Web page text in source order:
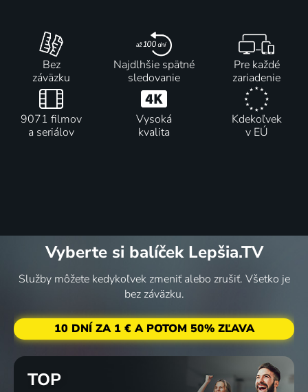
Bez
záväzku
Najdlhšie spätné
sledovanie
Pre každé
zariadenie
9071 filmov
a seriálov
Vysoká
kvalita
Kdekoľvek
v EÚ
Vyberte si balíček Lepšia.TV
Služby môžete kedykoľvek zmeniť alebo zrušiť. Všetko je
bez záväzku.
10 DNÍ ZA 1 € A POTOM 50% ZĽAVA
TOP